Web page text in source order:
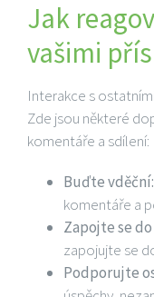
Jak
vašimi
Interakce s
Zde jsou některé
komentáře a sdílení:
Buďte vděční:
komentáře a
Zapojte se
zapojujte se
Podporujte